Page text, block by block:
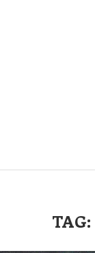
TAG: